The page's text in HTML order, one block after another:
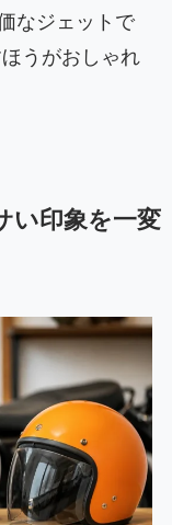
なジェットで
うがおしゃれ
い印象を一変